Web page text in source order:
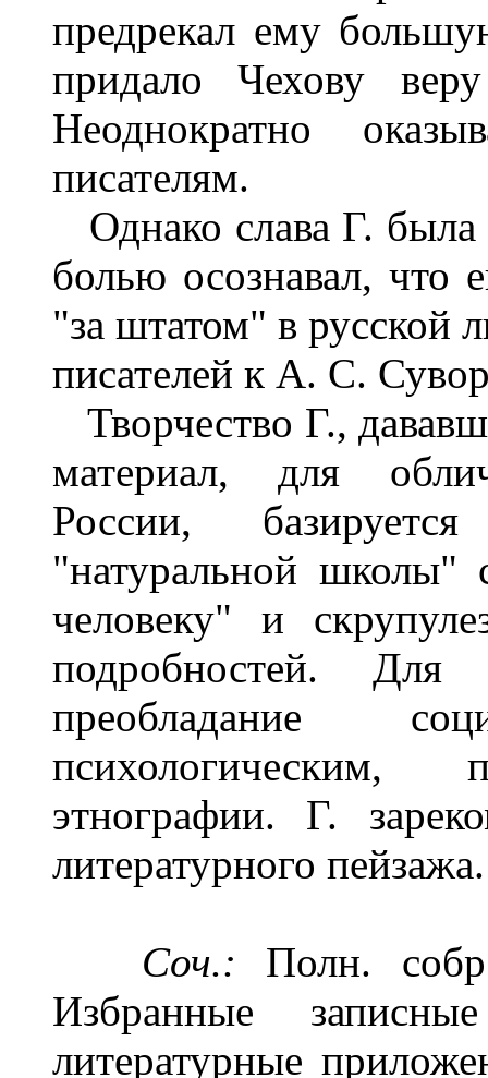
предрекал ему
придало Чехову
Неоднократно
писателям.
Однако слава Г.
болью осознавал, что
"за штатом" в русской
писателей к А. С.
Творчество Г.,
материал, для
России,
"натуральной школы"
человеку" и
подробностей. Для
преобладание
этнографии. Г.
литературного пейзажа.
Соч.: Полн.
Избранные
литературные